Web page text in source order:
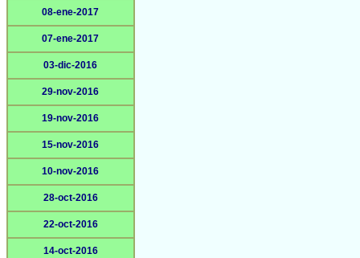
08-ene-2017
07-ene-2017
03-dic-2016
29-nov-2016
19-nov-2016
15-nov-2016
10-nov-2016
28-oct-2016
22-oct-2016
14-oct-2016